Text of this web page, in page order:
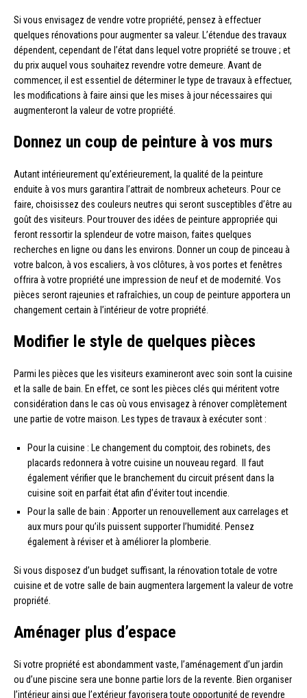
Si vous envisagez de vendre votre propriété, pensez à effectuer
quelques rénovations pour augmenter sa valeur. L’étendue des travaux
dépendent, cependant de l’état dans lequel votre propriété se trouve ; et
du prix auquel vous souhaitez revendre votre demeure. Avant de
commencer, il est essentiel de déterminer le type de travaux à effectuer,
les modifications à faire ainsi que les mises à jour nécessaires qui
augmenteront la valeur de votre propriété.
Donnez un coup de peinture à vos murs
Autant intérieurement qu’extérieurement, la qualité de la peinture
enduite à vos murs garantira l’attrait de nombreux acheteurs. Pour ce
faire, choisissez des couleurs neutres qui seront susceptibles d’être au
goût des visiteurs. Pour trouver des idées de peinture appropriée qui
feront ressortir la splendeur de votre maison, faites quelques
recherches en ligne ou dans les environs. Donner un coup de pinceau à
votre balcon, à vos escaliers, à vos clôtures, à vos portes et fenêtres
offrira à votre propriété une impression de neuf et de modernité. Vos
pièces seront rajeunies et rafraîchies, un coup de peinture apportera un
changement certain à l’intérieur de votre propriété.
Modifier le style de quelques pièces
Parmi les pièces que les visiteurs examineront avec soin sont la cuisine
et la salle de bain. En effet, ce sont les pièces clés qui méritent votre
considération dans le cas où vous envisagez à rénover complètement
une partie de votre maison. Les types de travaux à exécuter sont :
Pour la cuisine : Le changement du comptoir, des robinets, des
placards redonnera à votre cuisine un nouveau regard. Il faut
également vérifier que le branchement du circuit présent dans la
cuisine soit en parfait état afin d’éviter tout incendie.
Pour la salle de bain : Apporter un renouvellement aux carrelages et
aux murs pour qu’ils puissent supporter l’humidité. Pensez
également à réviser et à améliorer la plomberie.
Si vous disposez d’un budget suffisant, la rénovation totale de votre
cuisine et de votre salle de bain augmentera largement la valeur de votre
propriété.
Aménager plus d’espace
Si votre propriété est abondamment vaste, l’aménagement d’un jardin
ou d’une piscine sera une bonne partie lors de la revente. Bien organiser
l’intérieur ainsi que l’extérieur favorisera toute opportunité de revendre